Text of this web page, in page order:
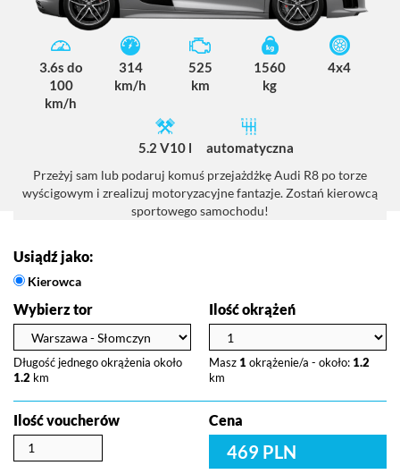
3.6s do
100
km/h
314
km/h
525
km
1560
kg
4x4
5.2 V10 l
automatyczna
Przeżyj sam lub podaruj komuś przejażdżkę Audi R8 po torze
wyścigowym i zrealizuj motoryzacyjne fantazje. Zostań kierowcą
sportowego samochodu!
Usiądź jako:
Kierowca
Wybierz tor
Długość jednego okrążenia około
1.2 km
Ilość okrążeń
Masz 1 okrążenie/a - około: 1.2
km
Ilość voucherów Cena
469 PLN